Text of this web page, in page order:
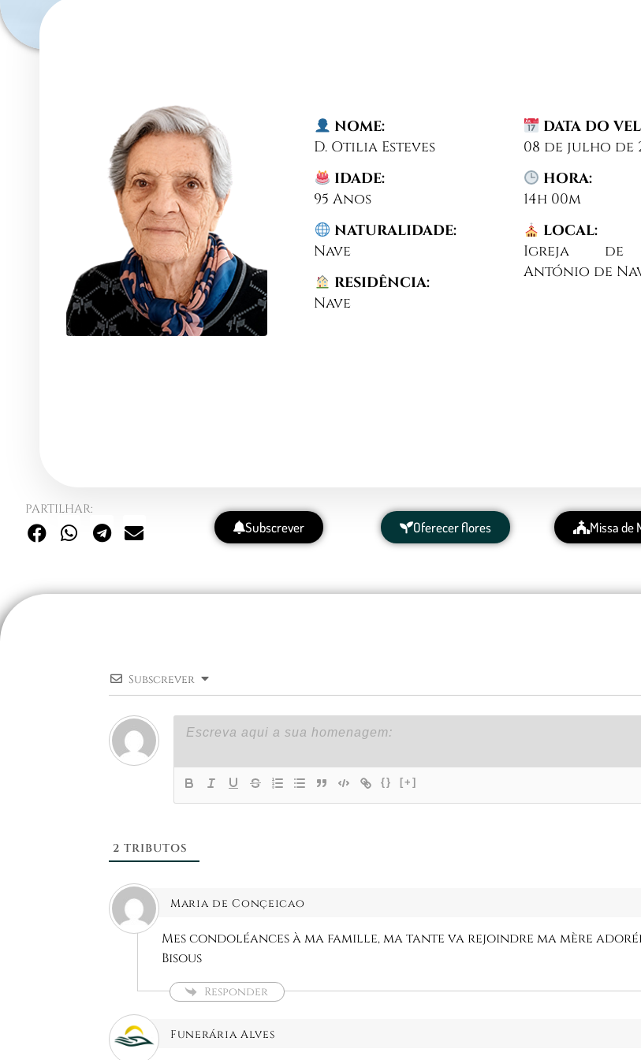
NOME:
D. Otilia Esteves
IDADE:
95 Anos
NATURALIDADE:
Nave
RESIDÊNCIA:
Nave
DATA DO
08 de julho de
HORA:
14h 00m
LOCAL:
Igreja de
António de
PARTILHAR:
Subscrever
Oferecer flores Missa de
Subscrever
{} [+]
2 TRIBUTOS
Maria de Conçeicao
Mes condoléances à ma famille, ma tante va rejoindre ma mère
Bisous
Responder
Funerária Alves